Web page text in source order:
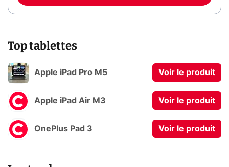
Top tablettes
Apple iPad Pro M5 Voir le produit
Apple iPad Air M3 Voir le produit
OnePlus Pad 3 Voir le produit